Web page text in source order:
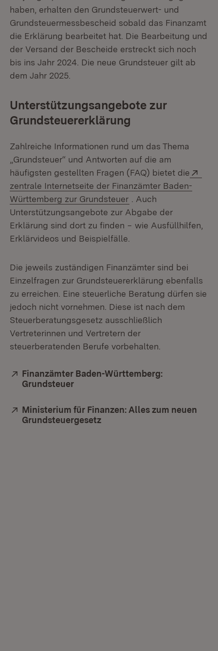
haben, erhalten den Grundsteuerwert- und
Grundsteuermessbescheid sobald das Finanzamt
die Erklärung bearbeitet hat. Die Bearbeitung und
der Versand der Bescheide erstreckt sich noch
bis ins Jahr 2024. Die neue Grundsteuer gilt ab
dem Jahr 2025.
Unterstützungsangebote zur
Grundsteuererklärung
Zahlreiche Informationen rund um das Thema
„Grundsteuer“ und Antworten auf die am
häufigsten gestellten Fragen (FAQ) bietet die
zentrale Internetseite der Finanzämter Baden-
Württemberg zur Grundsteuer (Öffnet in neuem
. Auch
Unterstützungsangebote zur Abgabe der
Erklärung sind dort zu finden − wie Ausfüllhilfen,
Erklärvideos und Beispielfälle.
Die jeweils zuständigen Finanzämter sind bei
Einzelfragen zur Grundsteuererklärung ebenfalls
zu erreichen. Eine steuerliche Beratung dürfen sie
jedoch nicht vornehmen. Diese ist nach dem
Steuerberatungsgesetz ausschließlich
Vertreterinnen und Vertretern der
steuerberatenden Berufe vorbehalten.
Extern:
Finanzämter Baden-Württemberg:
Grundsteuer
Extern:
Ministerium für Finanzen: Alles zum neuen
Grundsteuergesetz